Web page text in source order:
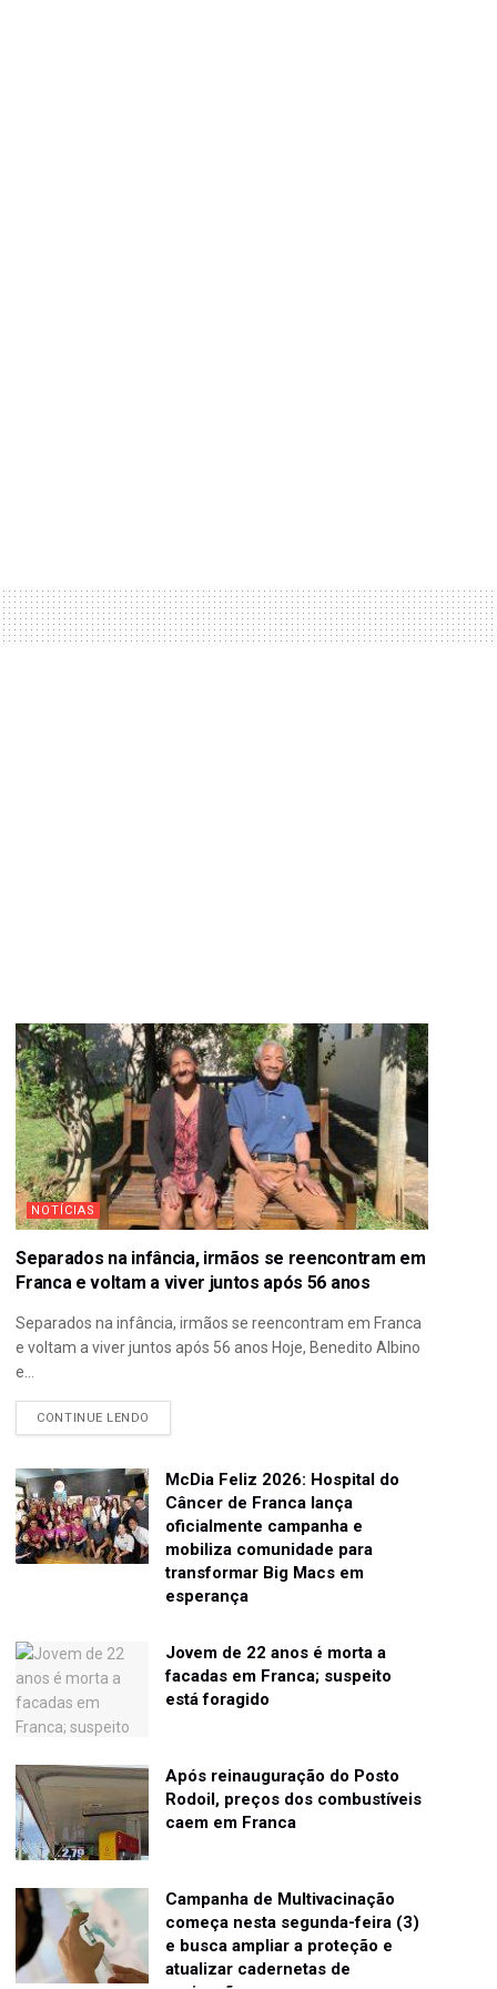
NOTÍCIAS
Separados na infância, irmãos se reencontram em
Franca e voltam a viver juntos após 56 anos
Separados na infância, irmãos se reencontram em Franca
e voltam a viver juntos após 56 anos Hoje, Benedito Albino
e...
CONTINUE LENDO
McDia Feliz 2026: Hospital do
Câncer de Franca lança
oficialmente campanha e
mobiliza comunidade para
transformar Big Macs em
esperança
Jovem de 22 anos é morta a
facadas em Franca; suspeito
está foragido
Após reinauguração do Posto
Rodoil, preços dos combustíveis
caem em Franca
Campanha de Multivacinação
começa nesta segunda-feira (3)
e busca ampliar a proteção e
atualizar cadernetas de